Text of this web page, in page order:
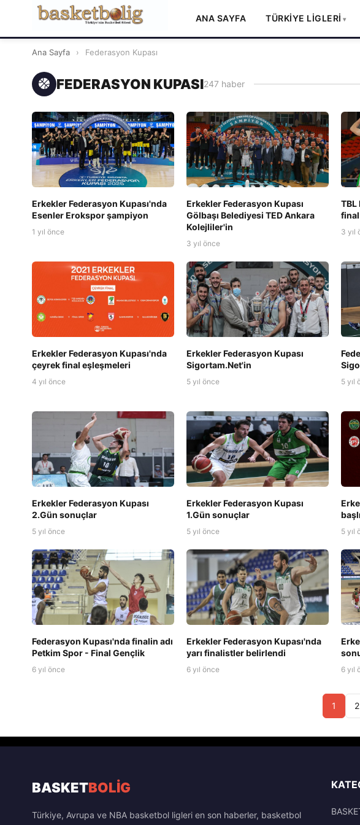
ANA SAYFA TÜRKİYE LİGLERİ
Ana Sayfa › Federasyon Kupası
FEDERASYON KUPASI247 haber
Erkekler Federasyon Kupası'nda
Esenler Erokspor şampiyon
1 yıl önce
Erkekler Federasyon Kupası
Gölbaşı Belediyesi TED Ankara
Kolejliler'in
3 yıl önce
TBL
final
3 yıl
Erkekler Federasyon Kupası'nda
çeyrek final eşleşmeleri
4 yıl önce
Erkekler Federasyon Kupası
Sigortam.Net'in
5 yıl önce 5 yıl
Erkekler Federasyon Kupası
2.Gün sonuçlar
5 yıl önce
Erkekler Federasyon Kupası
1.Gün sonuçlar
5 yıl önce 5 yıl
Federasyon Kupası'nda finalin adı
Petkim Spor - Final Gençlik
6 yıl önce
Erkekler Federasyon Kupası'nda
yarı finalistler belirlendi
6 yıl önce 6 yıl
1 2
BASKETBOLİG
Türkiye, Avrupa ve NBA basketbol ligleri en son haberler, basketbol